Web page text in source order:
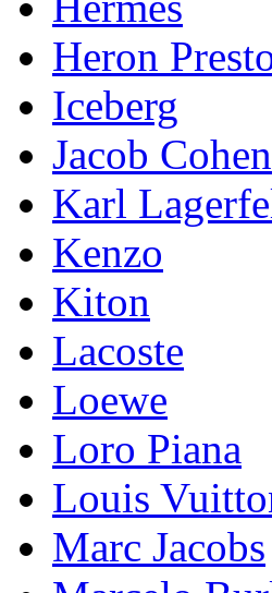
Heron
Iceberg
Jacob Cohen
Karl
Kenzo
Kiton
Lacoste
Loewe
Loro Piana
Lоuis
Marc Jacobs